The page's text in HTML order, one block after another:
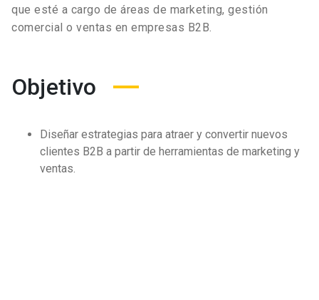
que esté a cargo de áreas de marketing, gestión
comercial o ventas en empresas B2B.
Objetivo
Diseñar estrategias para atraer y convertir nuevos
clientes B2B a partir de herramientas de marketing y
ventas.